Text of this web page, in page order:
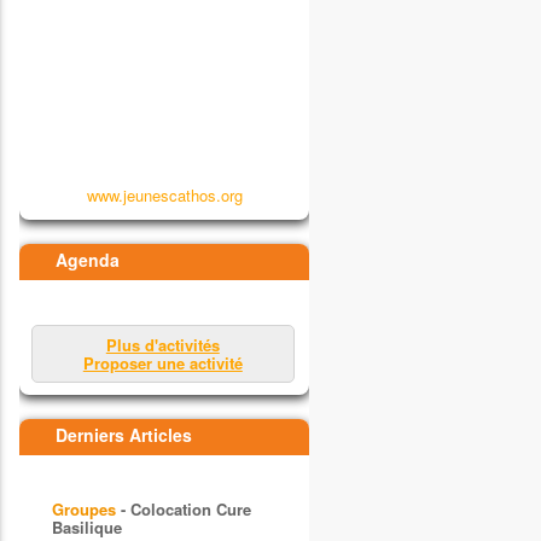
www.jeunescathos.org
Agenda
Plus d'activités
Proposer une activité
Derniers Articles
Groupes - Colocation Cure
Basilique